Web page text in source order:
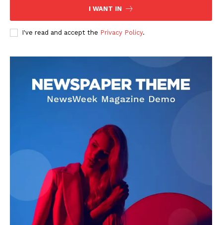
I WANT IN
I've read and accept the Privacy Policy.